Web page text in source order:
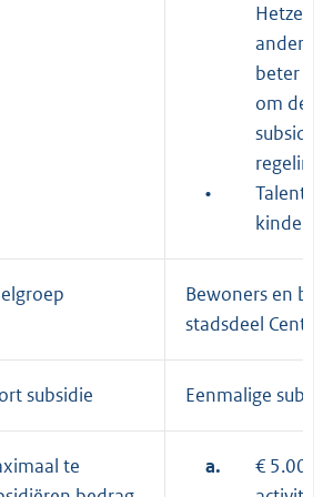
andere
beter
om de
regeling
•
Bewoners en
stadsdeel
subsidie Eenmalige
te
a.
€